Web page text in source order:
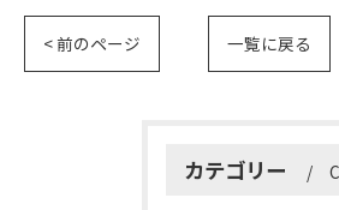
< 前のページ 一覧に戻る
カテゴリー